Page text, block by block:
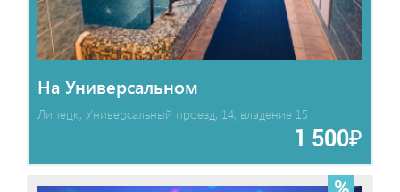
На Универсальном
Липецк, Универсальный проезд, 14, владение 15
1 500₽